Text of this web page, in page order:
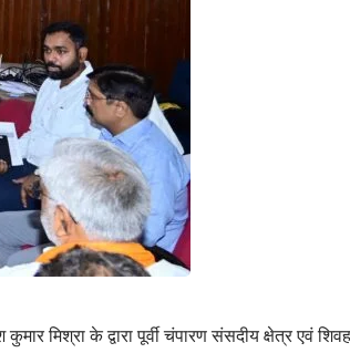
मिश्रा के द्वारा पूर्वी चंपारण संसदीय क्षेत्र एवं